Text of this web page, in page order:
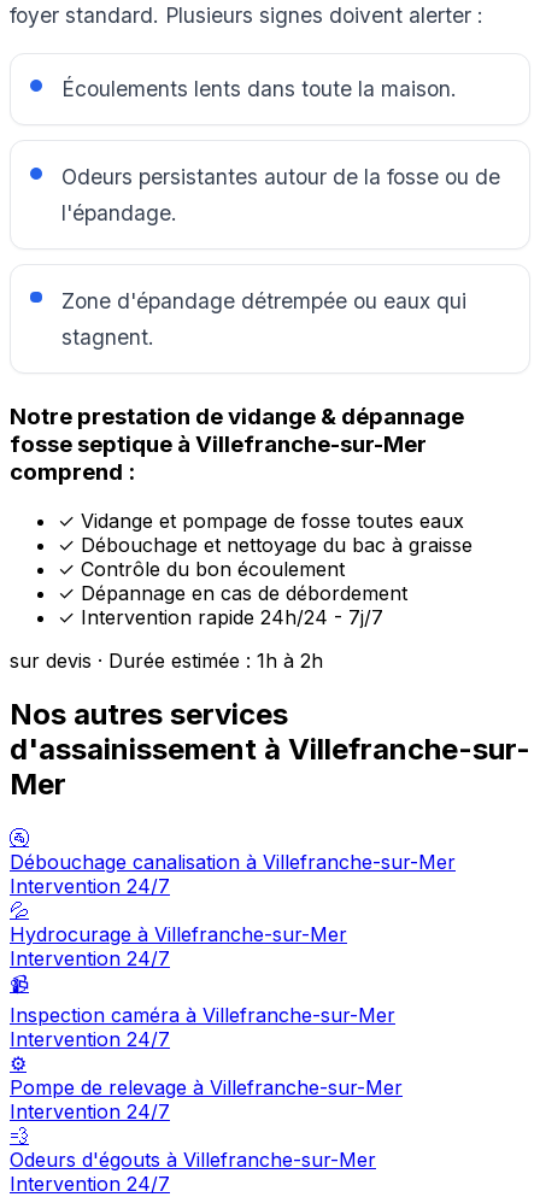
foyer standard. Plusieurs signes doivent alerter :
Écoulements lents dans toute la maison.
Odeurs persistantes autour de la fosse ou de
l'épandage.
Zone d'épandage détrempée ou eaux qui
stagnent.
Notre prestation de vidange & dépannage
fosse septique à Villefranche-sur-Mer
comprend :
✓ Vidange et pompage de fosse toutes eaux
✓ Débouchage et nettoyage du bac à graisse
✓ Contrôle du bon écoulement
✓ Dépannage en cas de débordement
✓ Intervention rapide 24h/24 - 7j/7
sur devis · Durée estimée : 1h à 2h
Nos autres services
d'assainissement à Villefranche-sur-
Mer
🚰
Débouchage canalisation à Villefranche-sur-Mer
Intervention 24/7
💦
Hydrocurage à Villefranche-sur-Mer
Intervention 24/7
📹
Inspection caméra à Villefranche-sur-Mer
Intervention 24/7
⚙️
Pompe de relevage à Villefranche-sur-Mer
Intervention 24/7
💨
Odeurs d'égouts à Villefranche-sur-Mer
Intervention 24/7